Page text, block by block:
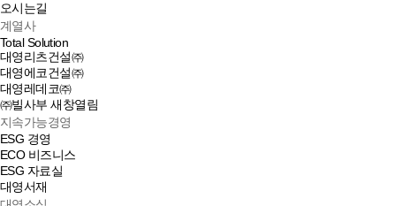
오시는길
계열사
Total Solution
대영리츠건설㈜
대영에코건설㈜
대영레데코㈜
㈜빌사부새창열림
지속가능경영
ESG 경영
ECO 비즈니스
ESG 자료실
대영서재